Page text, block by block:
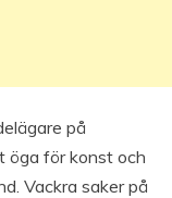
på
öga för konst och
Vackra saker på